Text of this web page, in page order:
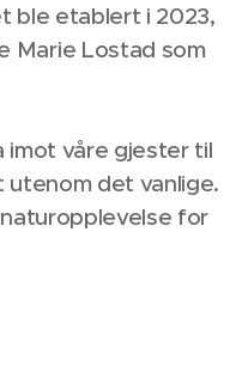
ble etablert i 2023,
Marie Lostad som
imot våre gjester til
utenom det vanlige.
for